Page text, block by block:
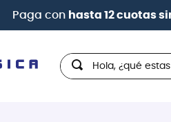
| Paga en
Hola, ¿qué estas